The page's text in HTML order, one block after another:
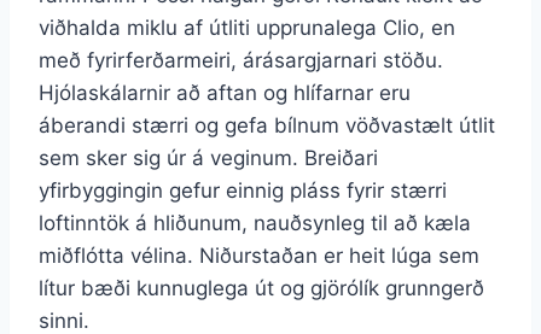
viðhalda miklu af útliti upprunalega Clio, en
með fyrirferðarmeiri, árásargjarnari stöðu.
Hjólaskálarnir að aftan og hlífarnar eru
áberandi stærri og gefa bílnum vöðvastælt útlit
sem sker sig úr á veginum. Breiðari
yfirbyggingin gefur einnig pláss fyrir stærri
loftinntök á hliðunum, nauðsynleg til að kæla
miðflótta vélina. Niðurstaðan er heit lúga sem
lítur bæði kunnuglega út og gjörólík grunngerð
sinni.